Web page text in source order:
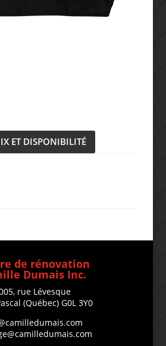
ET DISPONIBILITÉ
de rénovation
Dumais Inc.
rue Lévesque
(Québec) G0L 3Y0